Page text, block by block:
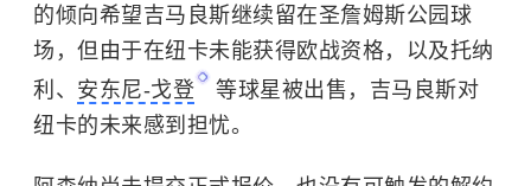
的倾向希望吉马良斯继续留在圣詹姆斯公园球
场，但由于在纽卡未能获得欧战资格，以及托纳
利、 安东尼-戈登
等球星被出售，吉马良斯对
纽卡的未来感到担忧。